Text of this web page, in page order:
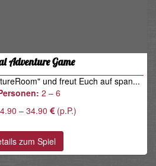
Adventure Game
und freut Euch auf span...
2 – 6
– 34.90 (p.P.)
zum Spiel